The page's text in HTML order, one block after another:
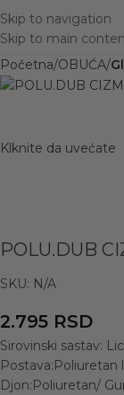
Skip to navigation
Skip to main
Početna OBUĆA
Klknite da uvećate
POLU.DUB
SKU: N/A
2.795 RSD
Sirovinski sastav:
Postava:Poliuretan
Djon:Poliuretan/